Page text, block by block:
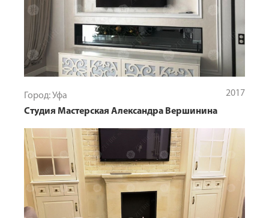
Город: Уфа
2017
Студия Мастерская Александра Вершинина